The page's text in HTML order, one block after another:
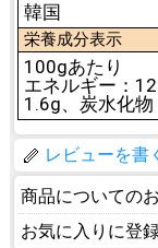
韓国
栄養成分表示
100gあたり
エネルギー：
1.6g、炭水化
レビューを書
商品についての
お気に入りに登